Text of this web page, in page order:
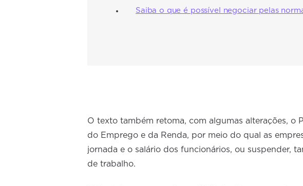
Saiba o que é possível negociar pelas
O texto também retoma, com algumas alterações, o
do Emprego e da Renda, por meio do qual as
jornada e o salário dos funcionários, ou suspender,
de trabalho.